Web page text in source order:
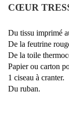
CŒUR
Du tissu imprimé
De la feutrine
De la toile
Papier ou carton
1 ciseau à cranter.
Du ruban.